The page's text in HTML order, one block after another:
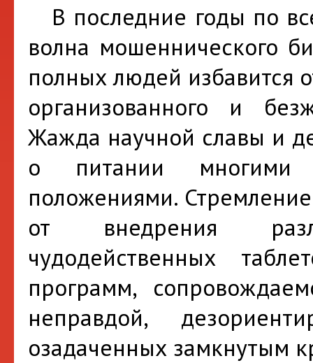
В последние годы по
волна мошеннического
полных людей избавится
организованного и
Жажда научной славы и
о питании
положениями.
от внедрения
чудодейственных
программ,
неправдой,
озадаченных замкнутым